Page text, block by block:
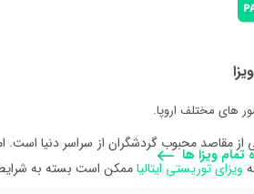
های مختلف اروپا.
ویزا ها
از مقاصد محبوب گردشگران از سراسر دنیا است.
ویزای توریستی ایتالیاممکن است بسته به